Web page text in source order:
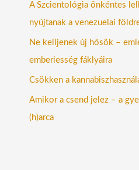
A Szcientológia önkéntes
nyújtanak a venezuelai
Ne kelljenek új hősök –
emberiesség fáklyáira
Csökken a
Amikor a csend jelez – a
(h)arca